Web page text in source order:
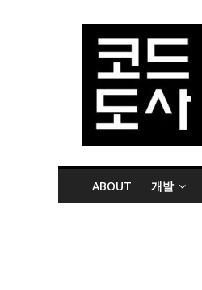
ABOUT 개발